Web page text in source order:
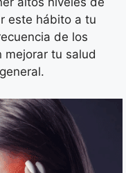
este hábito a tu
de los
mejorar tu salud